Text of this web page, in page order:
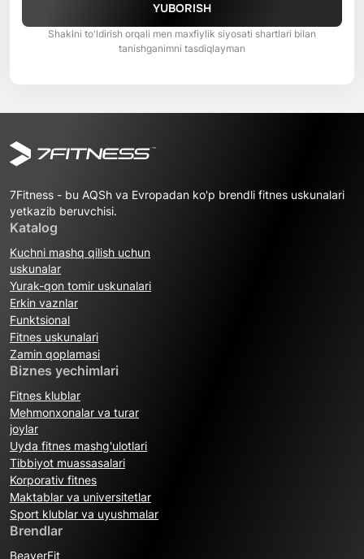
YUBORISH
Shaklni to'ldirish orqali men maxfiylik siyosati shartlari bilan
tanishganimni tasdiqlayman
7Fitness - bu AQSh va Evropadan ko'p brendli fitnes uskunalari
yetkazib beruvchisi.
Katalog
Kuchni mashq qilish uchun
uskunalar
Yurak-qon tomir uskunalari
Erkin vaznlar
Funktsional
Fitnes uskunalari
Zamin qoplamasi
Biznes yechimlari
Fitnes klublar
Mehmonxonalar va turar
joylar
Uyda fitnes mashg'ulotlari
Tibbiyot muassasalari
Korporativ fitnes
Maktablar va universitetlar
Sport klublar va uyushmalar
Brendlar
BeaverFit